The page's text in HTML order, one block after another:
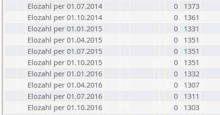
Elozahl per 01.07.2014
0
1373
Elozahl per 01.10.2014
0
1361
Elozahl per 01.01.2015
0
1331
Elozahl per 01.04.2015
0
1351
Elozahl per 01.07.2015
0
1351
Elozahl per 01.10.2015
0
1351
Elozahl per 01.01.2016
0
1332
Elozahl per 01.04.2016
0
1307
Elozahl per 01.07.2016
0
1311
Elozahl per 01.10.2016
0
1303